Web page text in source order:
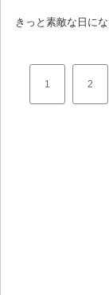
きっと素敵な日に
1 2